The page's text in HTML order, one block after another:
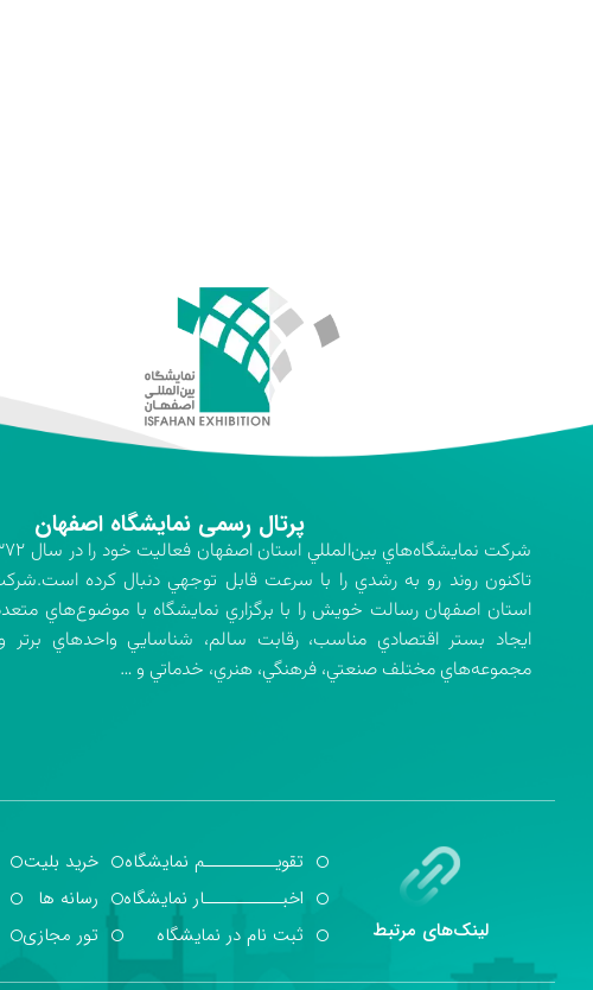
پرتال رسمی نمایشگاه اصفهان
تاكنون روند رو به رشدي را با سرعت قابل توجهي دنبال كرده
استان اصفهان رسالت خويش را با برگزاري نمايشگاه با موضوع‌هاي
ايجاد بستر اقتصادي مناسب، رقابت سالم، شناسايي واحدهاي برتر
مجموعه‌هاي مختلف صنعتي، فرهنگي، هنري، خدماتي و …
لینک‌های مرتبط
تقویــــــــــم نمایشگاه
اخبـــــــــــار نمایشگاه
ثبت نام در نمایشگاه
خرید بلیت
رسانه ها
تور مجازی